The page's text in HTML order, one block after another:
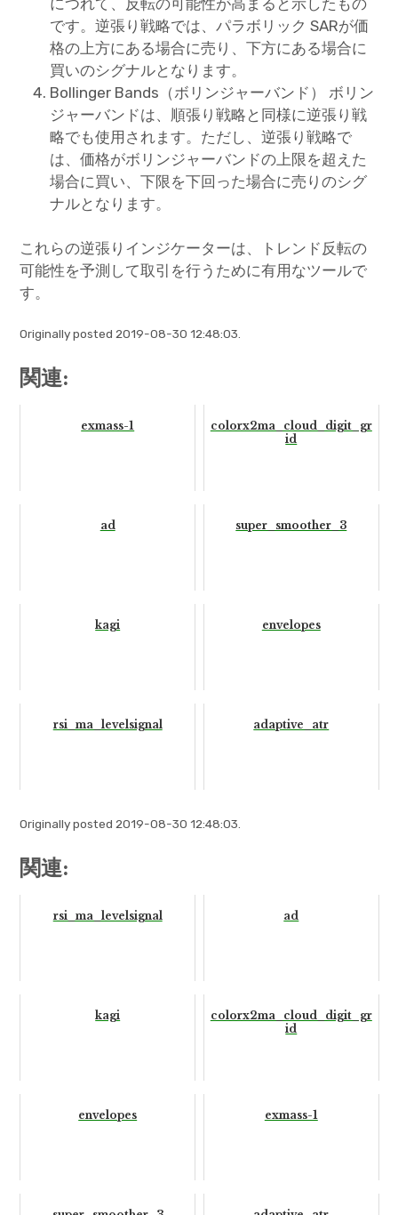
です。逆張り戦略では、パラボリック SARが価
格の上方にある場合に売り、下方にある場合に
買いのシグナルとなります。
Bollinger Bands（ボリンジャーバンド） ボリン
ジャーバンドは、順張り戦略と同様に逆張り戦
略でも使用されます。ただし、逆張り戦略で
は、価格がボリンジャーバンドの上限を超えた
場合に買い、下限を下回った場合に売りのシグ
ナルとなります。
これらの逆張りインジケーターは、トレンド反転の
可能性を予測して取引を行うために有用なツールで
す。
Originally posted 2019-08-30 12:48:03.
関連:
exmass-1
colorx2ma_cloud_digit_gr
id
ad super_smoother_3
kagi envelopes
rsi_ma_levelsignal adaptive_atr
Originally posted 2019-08-30 12:48:03.
関連:
rsi_ma_levelsignal ad
kagi
colorx2ma_cloud_digit_gr
id
envelopes exmass-1